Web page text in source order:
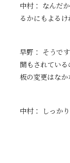
中村： なんだ
るかにもよるけ
早野： そうで
開もされてい
板の変更はなか
中村： しっか